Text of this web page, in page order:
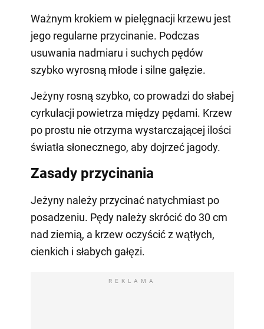
Ważnym krokiem w pielęgnacji krzewu jest
jego regularne przycinanie. Podczas
usuwania nadmiaru i suchych pędów
szybko wyrosną młode i silne gałęzie.
Jeżyny rosną szybko, co prowadzi do słabej
cyrkulacji powietrza między pędami. Krzew
po prostu nie otrzyma wystarczającej ilości
światła słonecznego, aby dojrzeć jagody.
Zasady przycinania
Jeżyny należy przycinać natychmiast po
posadzeniu. Pędy należy skrócić do 30 cm
nad ziemią, a krzew oczyścić z wątłych,
cienkich i słabych gałęzi.
REKLAMA